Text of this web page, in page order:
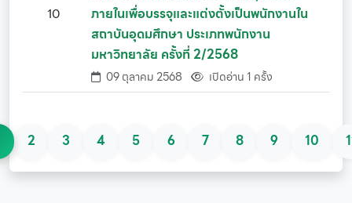
10
ภายในเพื่อบรรจุและแต่งตั้งเป็นพนักงานใน
สถาบันอุดมศึกษา ประเภทพนักงาน
มหาวิทยาลัย ครั้งที่ 2/2568
09 ตุลาคม 2568 เปิดอ่าน 1 ครั้ง
2 3 4 5 6 7 8 9 10